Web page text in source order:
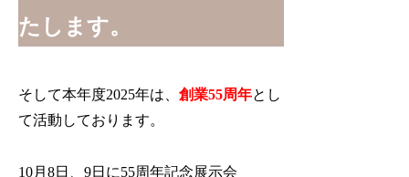
たします。
そして本年度2025年は、創業55周年とし
て活動しております。
10月8日、9日に55周年記念展示会